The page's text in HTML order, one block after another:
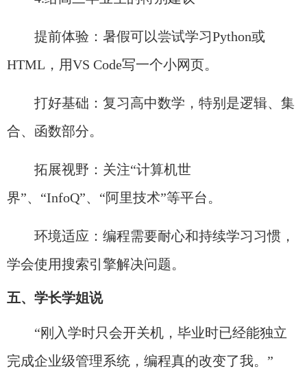
提前体验：暑假可以尝试学习Python或
HTML，用VS Code写一个小网页。
打好基础：复习高中数学，特别是逻辑、集
合、函数部分。
拓展视野：关注“计算机世
界”、“InfoQ”、“阿里技术”等平台。
环境适应：编程需要耐心和持续学习习惯，
学会使用搜索引擎解决问题。
五、学长学姐说
“刚入学时只会开关机，毕业时已经能独立
完成企业级管理系统，编程真的改变了我。”